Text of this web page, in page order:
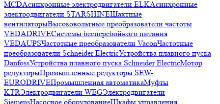
MCDАсинхронные электродвигатели ELKАсинхронные
электродвигатели STARSHINEШахтные
вентиляторыВысоковольтные преобразователи частоты
VEDADRIVEСистемы бесперебойного питания
VEDAUPSЧастотные преобразователи VaconЧастотные
преобразователи Schneider ElectricУстройства плавного пуска
DanfossУстройства плавного пуска Schneider ElectricМотор
редукторыПромышленные редукторы SEW-
EURODRIVEПромышленная автоматикаМуфты
KTRЭлектродвигатели WEGЭлектродвигатели
SiemensНасосное оборудованиеШкафы управления